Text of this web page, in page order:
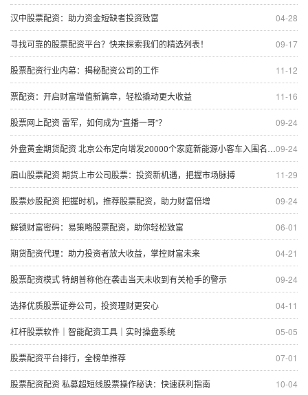
04-28
汉中股票配资：助力资金短缺者投资致富
09-17
寻找可靠的股票配资平台？快来探索我们的精选列表！
11-12
股票配资行业内幕：揭秘配资公司的工作
11-16
票配资：开启财富增值新篇章，轻松撬动更大收益
09-24
股票网上配资 雷军，如何成为“直播一哥”？
09-24
外盘黄金期货配资 北京公布定向增发20000个家庭新能源小客车入围名单 最低入围家庭总积分为54分
11-29
眉山股票配资 期货上市公司股票：投资新机遇，把握市场脉搏
09-24
股票炒股配资 把握时机，推荐股票配资，助力财富倍增
06-01
解锁财富密码：易策略股票配资，助你轻松致富
04-21
期货配资代理：助力投资者放大收益，掌控财富未来
09-24
股票配资模式 特朗普称他在袭击当天未收到有关枪手的警示
04-11
选择优质股票证券公司，投资理财更安心
05-05
杠杆股票软件｜智能配资工具｜实时操盘系统
07-01
股票配资平台排行，全榜单推荐
10-04
股票配资配资 私募超短线股票操作秘诀：快速获利指南